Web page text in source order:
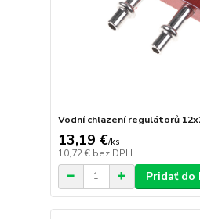
Vodní chlazení regulátorů
13,19 €/ks
10,72 € bez DPH
Pridať do